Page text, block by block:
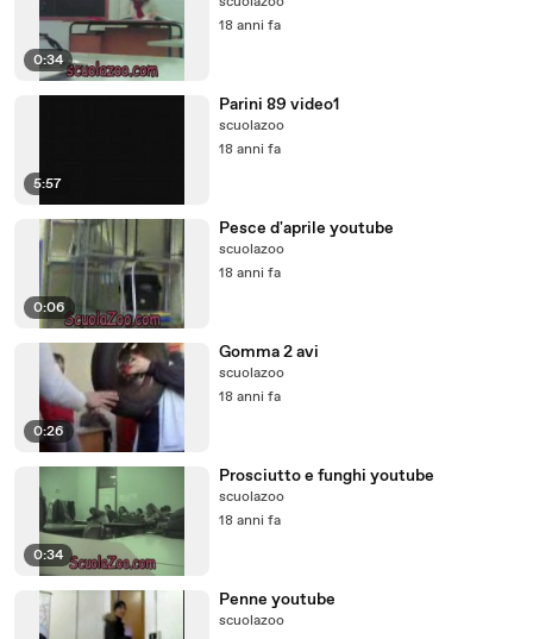
0:34
18 anni fa
5:57
Parini 89 video1
scuolazoo
18 anni fa
0:06
Pesce d'aprile youtube
scuolazoo
18 anni fa
0:26
Gomma 2 avi
scuolazoo
18 anni fa
0:34
Prosciutto e funghi youtube
scuolazoo
18 anni fa
Penne youtube
scuolazoo